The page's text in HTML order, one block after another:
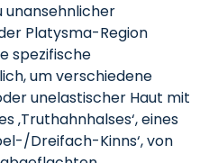
unansehnlicher
Platysma-Region
spezifische
um verschiedene
unelastischer Haut mit
‚Truthahnhalses‘, eines
Dreifach-Kinns‘, von